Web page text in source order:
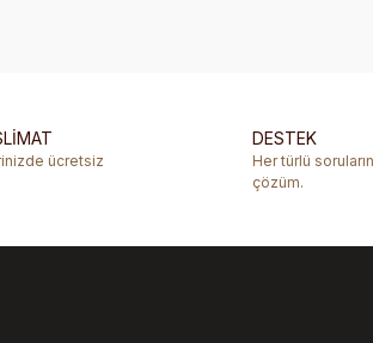
bulunuyor.
daha pahalı.
ücretsiz
DESTEK
Her türlü
çözüm.